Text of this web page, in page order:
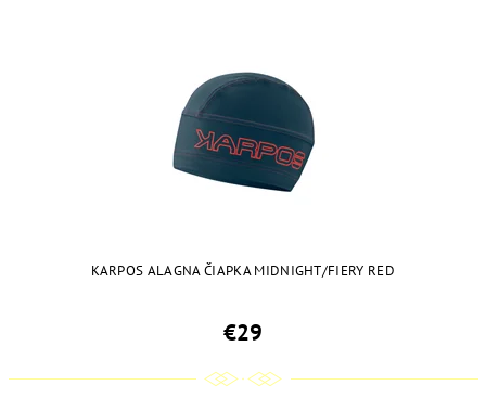
KARPOS ALAGNA ČIAPKA MIDNIGHT/FIERY RED
€29